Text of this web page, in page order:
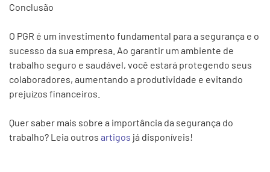
Conclusão
O PGR é um investimento fundamental para a segurança e o
sucesso da sua empresa. Ao garantir um ambiente de
trabalho seguro e saudável, você estará protegendo seus
colaboradores, aumentando a produtividade e evitando
prejuízos financeiros.
Quer saber mais sobre a importância da segurança do
trabalho? Leia outros artigos já disponíveis!